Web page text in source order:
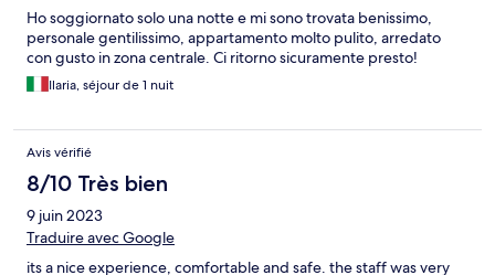
Ho soggiornato solo una notte e mi sono trovata benissimo,
personale gentilissimo, appartamento molto pulito, arredato
con gusto in zona centrale. Ci ritorno sicuramente presto!
Ilaria, séjour de 1 nuit
Avis vérifié
8/10 Très bien
9 juin 2023
Traduire avec Google
its a nice experience, comfortable and safe. the staff was very